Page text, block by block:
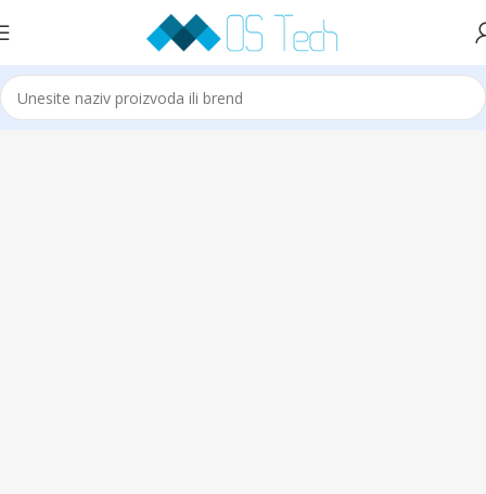
Početna Klime VIVAX AEGI -10